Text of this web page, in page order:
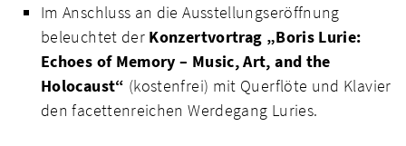
Im Anschluss an die Ausstellungseröffnung
beleuchtet der Konzertvortrag „Boris Lurie:
Echoes of Memory – Music, Art, and the
Holocaust“ (kostenfrei) mit Querflöte und Klavier
den facettenreichen Werdegang Luries.